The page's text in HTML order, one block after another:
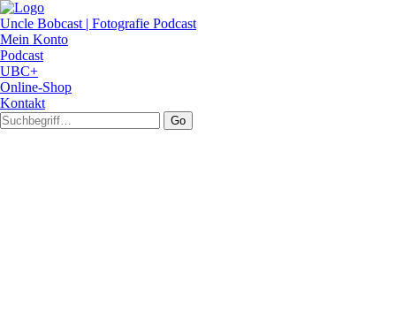
Uncle Bobcast | Fotografie Podcast
Mein Konto
Podcast
UBC+
Online-Shop
Kontakt
Go